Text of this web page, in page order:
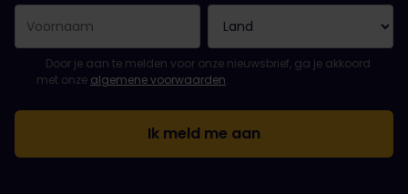
Je inschrijving is gelukt..
E-mailadres is een verplicht veld!
E-mailadres is ongeldig!
Fout bij het abonneren op de nieuwsbrief. Probeer het later
Je hebt je al geabonneerd op deze nieuwsbrief!
Ga akkoord met de algemene voorwaarden om je in te
Door je aan te melden voor onze nieuwsbrief, ga je akkoord
met onze algemene voorwaarden.